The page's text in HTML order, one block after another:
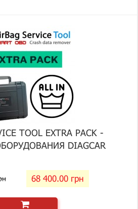
TOOL EXTRA PACK -
DIAGCAR
68 400.00 грн